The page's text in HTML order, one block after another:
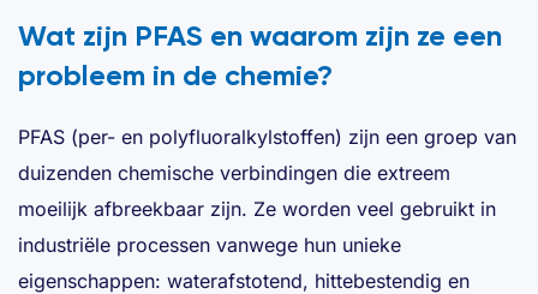
Wat zijn PFAS en waarom zijn ze een
probleem in de chemie?
PFAS (per- en polyfluoralkylstoffen) zijn een groep van
duizenden chemische verbindingen die extreem
moeilijk afbreekbaar zijn. Ze worden veel gebruikt in
industriële processen vanwege hun unieke
eigenschappen: waterafstotend, hittebestendig en